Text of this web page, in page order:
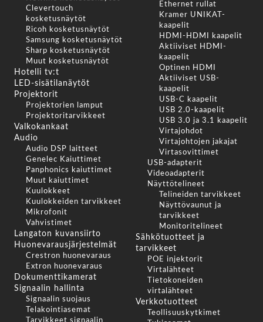
Clevertouch
kosketusnäytöt
Ricoh kosketusnäytöt
Samsung kosketusnäytöt
Sharp kosketusnäytöt
Muut kosketusnäytöt
Hotelli tv:t
LED-sisätilanäytöt
Projektorit
Projektorien lamput
Projektoritarvikkeet
Valkokankaat
Audio
Audio DSP laitteet
Genelec Kaiuttimet
Panphonics kaiuttimet
Muut kaiuttimet
Kuulokkeet
Kuulokkeiden tarvikkeet
Mikrofonit
Vahvistimet
Langaton kuvansiirto
Huonevarausjärjestelmät
Crestron huonevaraus
Extron huonevaraus
Dokumenttikamerat
Signaalin hallinta
Signaalin suojaus
Telakointiasemat
Ethernet rullat
Kramer UNIKAT-
kaapelit
HDMI-HDMI kaapelit
Aktiiviset HDMI-
kaapelit
Optinen HDMI
Aktiiviset USB-
kaapelit
USB-C kaapelit
USB 2.0-kaapelit
USB 3.0 ja 3.1 kaapelit
Virtajohdot
Virtajohtojen jakajat
Virtasovittimet
USB-adapterit
Videoadapterit
Näyttötelineet
Telineiden tarvikkeet
Näyttövaunut ja
tarvikkeet
Monitoritelineet
Sähkötuotteet ja
tarvikkeet
POE injektorit
Virtalähteet
Tietokoneiden
virtalähteet
Verkkotuotteet
Teollisuuskytkimet